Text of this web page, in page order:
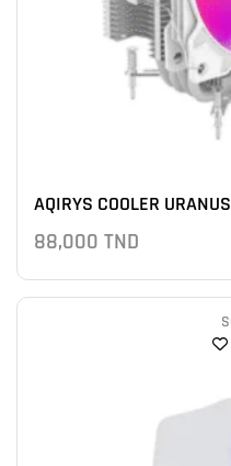
AQIRYS COOLER
88,000 TND